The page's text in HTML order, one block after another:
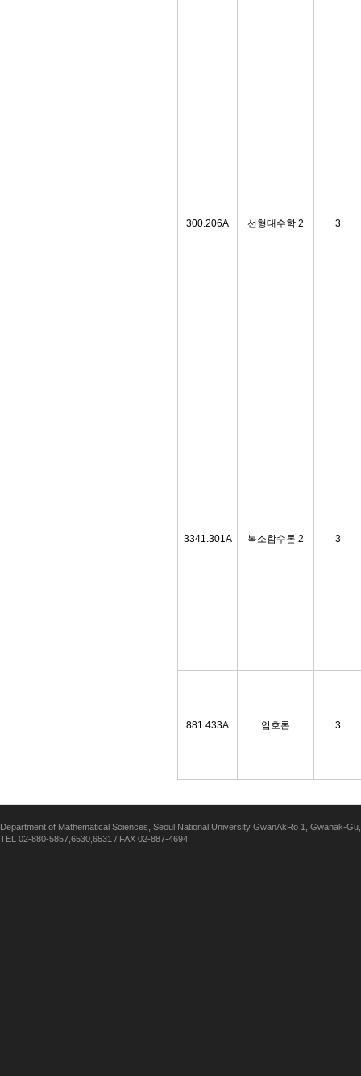
300.206A 선형대수학 2 3
3341.301A 복소함수론 2 3
881.433A 암호론 3
Department of Mathematical Sciences, Seoul National University GwanAkRo 1, Gwanak-
TEL 02-880-5857,6530,6531 / FAX 02-887-4694